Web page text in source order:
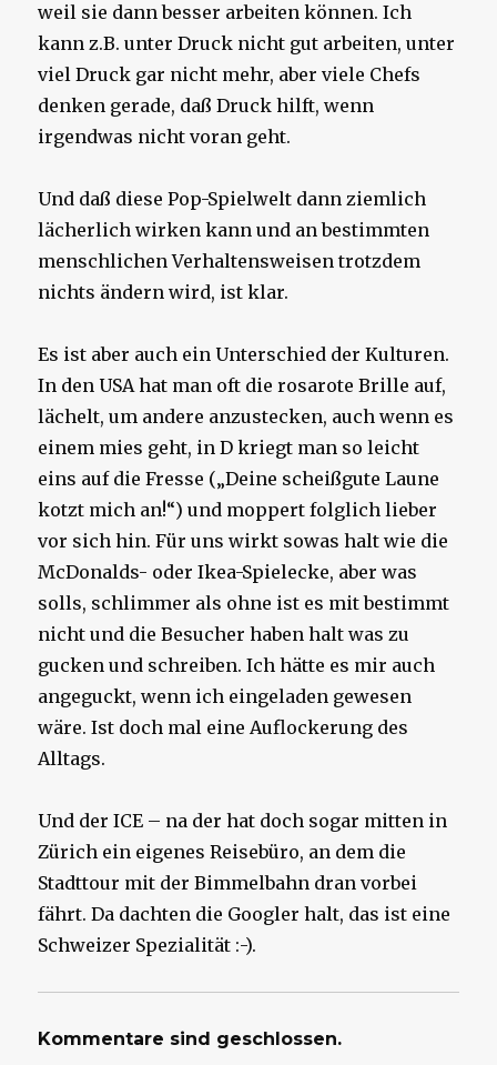
weil sie dann besser arbeiten können. Ich
kann z.B. unter Druck nicht gut arbeiten, unter
viel Druck gar nicht mehr, aber viele Chefs
denken gerade, daß Druck hilft, wenn
irgendwas nicht voran geht.
Und daß diese Pop-Spielwelt dann ziemlich
lächerlich wirken kann und an bestimmten
menschlichen Verhaltensweisen trotzdem
nichts ändern wird, ist klar.
Es ist aber auch ein Unterschied der Kulturen.
In den USA hat man oft die rosarote Brille auf,
lächelt, um andere anzustecken, auch wenn es
einem mies geht, in D kriegt man so leicht
eins auf die Fresse („Deine scheißgute Laune
kotzt mich an!“) und moppert folglich lieber
vor sich hin. Für uns wirkt sowas halt wie die
McDonalds- oder Ikea-Spielecke, aber was
solls, schlimmer als ohne ist es mit bestimmt
nicht und die Besucher haben halt was zu
gucken und schreiben. Ich hätte es mir auch
angeguckt, wenn ich eingeladen gewesen
wäre. Ist doch mal eine Auflockerung des
Alltags.
Und der ICE – na der hat doch sogar mitten in
Zürich ein eigenes Reisebüro, an dem die
Stadttour mit der Bimmelbahn dran vorbei
fährt. Da dachten die Googler halt, das ist eine
Schweizer Spezialität :-).
Kommentare sind geschlossen.